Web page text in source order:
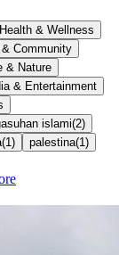
Health & Wellness
Community
& Nature
& Entertainment
islami(2)
(1 ) palestina(1 )